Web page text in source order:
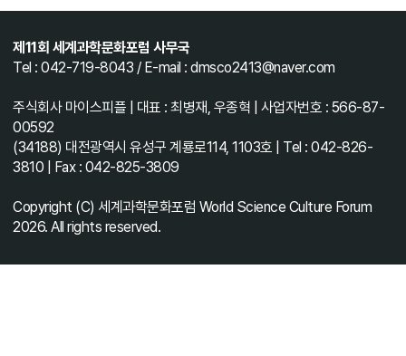
제11회 세계과학문화포럼 사무국
Tel : 042-719-8043 / E-mail : dmsco2413@naver.com
주식회사 마이스피플 | 대표 : 최병재, 우종혁 | 사업자번호 : 566-87-
00592
(34188) 대전광역시 유성구 계룡로114, 1103호 | Tel : 042-826-
3810 | Fax : 042-825-3809
Copyright (C) 세계과학문화포럼 World Science Culture Forum
2026. All rights reserved.